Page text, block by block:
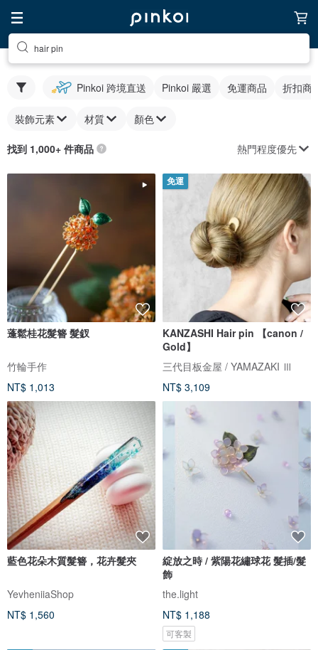
hair pin
Pinkoi 跨境直送 Pinkoi 嚴選 免運商品 折扣商
裝飾元素 材質 顏色
找到 1,000+ 件商品 熱門程度優先
蓬鬆桂花髮簪 髮釵
竹輪手作
NT$ 1,013
免運
KANZASHI Hair pin 【canon /
Gold】
三代目板金屋 / YAMAZAKI Ⅲ
NT$ 3,109
藍色花朵木質髮簪，花卉髮夾
YevheniiaShop
NT$ 1,560
綻放之時 / 紫陽花繡球花 髮插/髮
飾
the.light
NT$ 1,188
可客製